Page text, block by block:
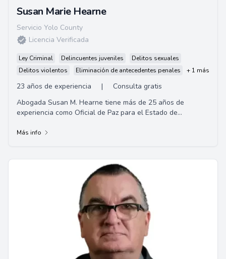
Susan Marie Hearne
Servicio Yolo County
Licencia Verificada
Ley Criminal Delincuentes juveniles
Delitos sexuales
Delitos violentos
Eliminación de antecedentes penales + 1 más
23 años de experiencia |
Consulta gratis
Abogada Susan M. Hearne tiene más de 25 años de
experiencia como Oficial de Paz para el Estado de
Más info